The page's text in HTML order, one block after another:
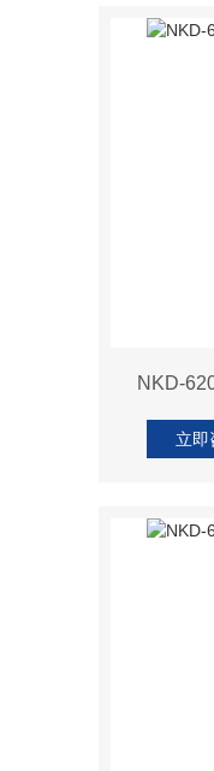
NKD-
立即